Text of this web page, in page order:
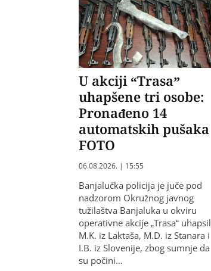
U akciji “Trasa”
uhapšene tri osobe:
Pronađeno 14
automatskih pušaka
FOTO
06.08.2026. | 15:55
Banjalučka policija je juče pod
nadzorom Okružnog javnog
tužilaštva Banjaluka u okviru
operativne akcije „Trasa“
M.K. iz Laktaša, M.D. iz Stanara i
I.B. iz Slovenije, zbog sumnje da
su počini…